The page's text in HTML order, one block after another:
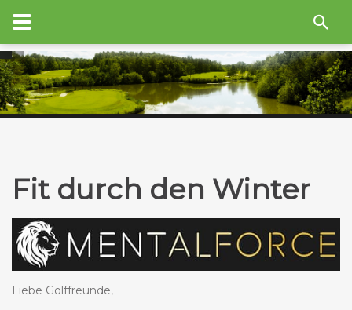
Fit durch den Winter
Liebe Golffreunde,